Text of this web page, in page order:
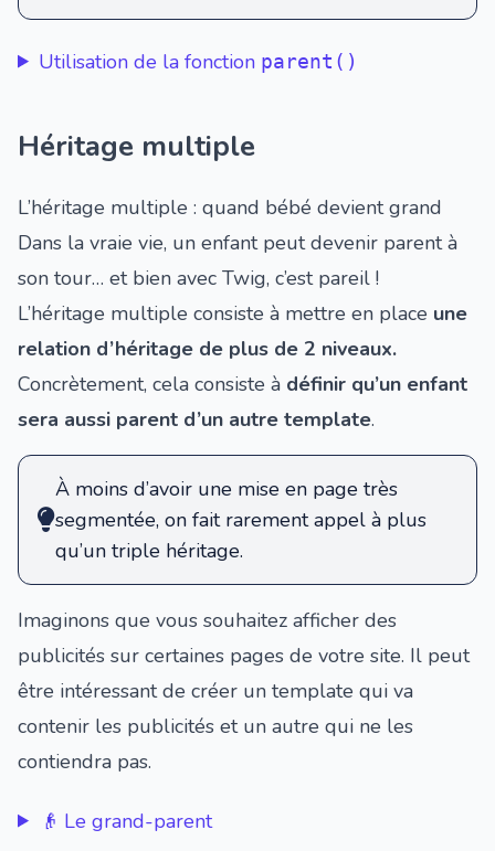
Utilisation de la fonction parent()
Héritage multiple
L’héritage multiple : quand bébé devient grand
Dans la vraie vie, un enfant peut devenir parent à
son tour… et bien avec Twig, c’est pareil !
L’héritage multiple consiste à mettre en place une
relation d’héritage de plus de 2 niveaux.
Concrètement, cela consiste à définir qu’un enfant
sera aussi parent d’un autre template.
À moins d’avoir une mise en page très
segmentée, on fait rarement appel à plus
qu’un triple héritage.
Imaginons que vous souhaitez afficher des
publicités sur certaines pages de votre site. Il peut
être intéressant de créer un template qui va
contenir les publicités et un autre qui ne les
contiendra pas.
👴 Le grand-parent